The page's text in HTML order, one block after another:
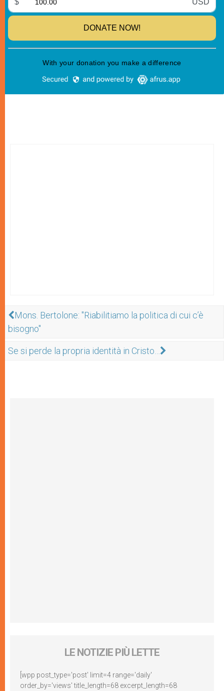
Mons. Bertolone: "Riabilitiamo la politica di cui c’è
bisogno"
Se si perde la propria identità in Cristo…
LE NOTIZIE PIÙ LETTE
[wpp post_type='post' limit=4 range='daily'
order_by='views' title_length=68 excerpt_length=68